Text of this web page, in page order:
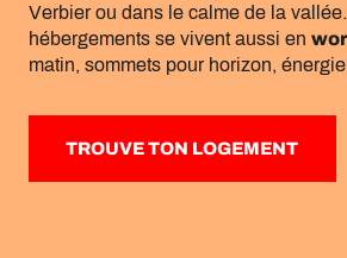
Verbier ou dans le calme de la
hébergements se vivent aussi en
matin, sommets pour horizon,
TROUVE TON LOGEMENT